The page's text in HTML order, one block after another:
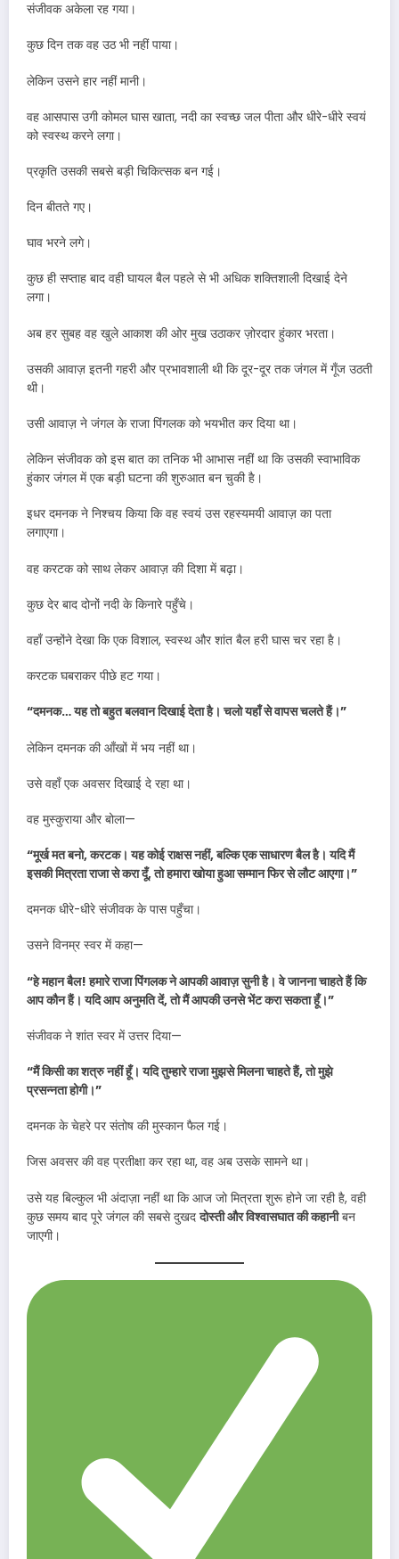
संजीवक अकेला रह गया।
कुछ दिन तक वह उठ भी नहीं पाया।
लेकिन उसने हार नहीं मानी।
वह आसपास उगी कोमल घास खाता, नदी का स्वच्छ जल पीता और धीरे-धीरे स्वयं
को स्वस्थ करने लगा।
प्रकृति उसकी सबसे बड़ी चिकित्सक बन गई।
दिन बीतते गए।
घाव भरने लगे।
कुछ ही सप्ताह बाद वही घायल बैल पहले से भी अधिक शक्तिशाली दिखाई देने
लगा।
अब हर सुबह वह खुले आकाश की ओर मुख उठाकर ज़ोरदार हुंकार भरता।
उसकी आवाज़ इतनी गहरी और प्रभावशाली थी कि दूर-दूर तक जंगल में गूँज उठती
थी।
उसी आवाज़ ने जंगल के राजा पिंगलक को भयभीत कर दिया था।
लेकिन संजीवक को इस बात का तनिक भी आभास नहीं था कि उसकी स्वाभाविक
हुंकार जंगल में एक बड़ी घटना की शुरुआत बन चुकी है।
इधर दमनक ने निश्चय किया कि वह स्वयं उस रहस्यमयी आवाज़ का पता
लगाएगा।
वह करटक को साथ लेकर आवाज़ की दिशा में बढ़ा।
कुछ देर बाद दोनों नदी के किनारे पहुँचे।
वहाँ उन्होंने देखा कि एक विशाल, स्वस्थ और शांत बैल हरी घास चर रहा है।
करटक घबराकर पीछे हट गया।
“दमनक… यह तो बहुत बलवान दिखाई देता है। चलो यहाँ से वापस चलते हैं।”
लेकिन दमनक की आँखों में भय नहीं था।
उसे वहाँ एक अवसर दिखाई दे रहा था।
वह मुस्कुराया और बोला—
“मूर्ख मत बनो, करटक। यह कोई राक्षस नहीं, बल्कि एक साधारण बैल है। यदि मैं
इसकी मित्रता राजा से करा दूँ, तो हमारा खोया हुआ सम्मान फिर से लौट आएगा।”
दमनक धीरे-धीरे संजीवक के पास पहुँचा।
उसने विनम्र स्वर में कहा—
“हे महान बैल! हमारे राजा पिंगलक ने आपकी आवाज़ सुनी है। वे जानना चाहते हैं कि
आप कौन हैं। यदि आप अनुमति दें, तो मैं आपकी उनसे भेंट करा सकता हूँ।”
संजीवक ने शांत स्वर में उत्तर दिया—
“मैं किसी का शत्रु नहीं हूँ। यदि तुम्हारे राजा मुझसे मिलना चाहते हैं, तो मुझे
प्रसन्नता होगी।”
दमनक के चेहरे पर संतोष की मुस्कान फैल गई।
जिस अवसर की वह प्रतीक्षा कर रहा था, वह अब उसके सामने था।
उसे यह बिल्कुल भी अंदाज़ा नहीं था कि आज जो मित्रता शुरू होने जा रही है, वही
कुछ समय बाद पूरे जंगल की सबसे दुखददोस्ती और विश्वासघात की कहानीबन
जाएगी।